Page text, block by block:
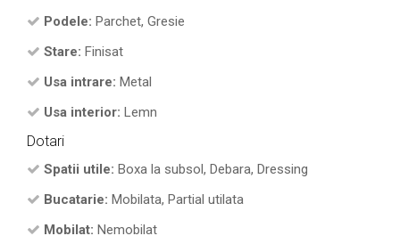
Podele: Parchet, Gresie
Stare: Finisat
Usa intrare: Metal
Usa interior: Lemn
Dotari
Spatii utile: Boxa la subsol, Debara, Dressing
Bucatarie: Mobilata, Partial utilata
Mobilat: Nemobilat